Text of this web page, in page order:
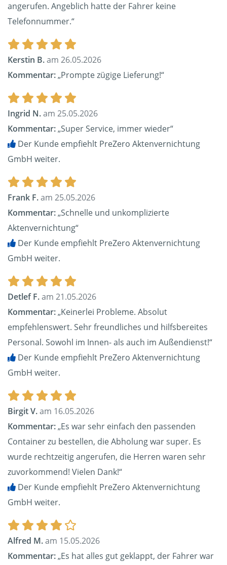
angerufen. Angeblich hatte der Fahrer keine
Telefonnummer.“
Kerstin B.am 26.05.2026
Kommentar:„Prompte zügige Lieferung!“
Ingrid N.am 25.05.2026
Kommentar:„Super Service, immer wieder“
Der Kunde empfiehlt PreZero Aktenvernichtung
GmbH weiter.
Frank F.am 25.05.2026
Kommentar:„Schnelle und unkomplizierte
Aktenvernichtung“
Der Kunde empfiehlt PreZero Aktenvernichtung
GmbH weiter.
Detlef F.am 21.05.2026
Kommentar:„Keinerlei Probleme. Absolut
empfehlenswert. Sehr freundliches und hilfsbereites
Personal. Sowohl im Innen- als auch im Außendienst!“
Der Kunde empfiehlt PreZero Aktenvernichtung
GmbH weiter.
Birgit V.am 16.05.2026
Kommentar:„Es war sehr einfach den passenden
Container zu bestellen, die Abholung war super. Es
wurde rechtzeitig angerufen, die Herren waren sehr
zuvorkommend! Vielen Dank!“
Der Kunde empfiehlt PreZero Aktenvernichtung
GmbH weiter.
Alfred M.am 15.05.2026
Kommentar:„Es hat alles gut geklappt, der Fahrer war